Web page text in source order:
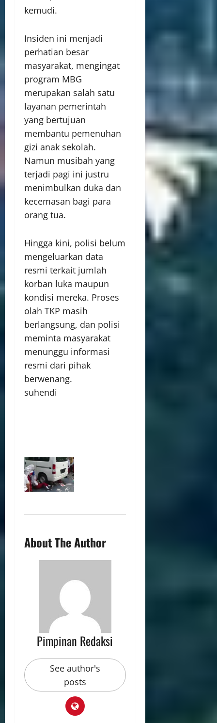
kemudi.
Insiden ini menjadi
perhatian besar
masyarakat, mengingat
program MBG
merupakan salah satu
layanan pemerintah
yang bertujuan
membantu pemenuhan
gizi anak sekolah.
Namun musibah yang
terjadi pagi ini justru
menimbulkan duka dan
kecemasan bagi para
orang tua.
Hingga kini, polisi belum
mengeluarkan data
resmi terkait jumlah
korban luka maupun
kondisi mereka. Proses
olah TKP masih
berlangsung, dan polisi
meminta masyarakat
menunggu informasi
resmi dari pihak
berwenang.
suhendi
About The Author
Pimpinan Redaksi
See author's
posts